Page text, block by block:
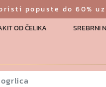
popuste do 60% uz
OD ČELIKA SREBRNI